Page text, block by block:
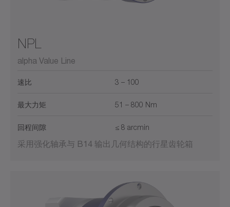
NPL
alpha Value Line
速比 3 – 100
最大力矩 51 – 800 Nm
回程间隙 ≤ 8 arcmin
采用强化轴承与 B14 输出几何结构的行星齿轮箱